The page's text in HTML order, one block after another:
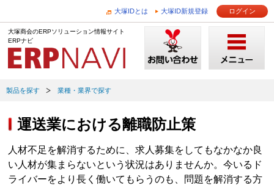
大塚IDとは 大塚ID新規登録 ログイン
大塚商会のERPソリューション情報サイト
ERPナビ
製品を探す 業種・業界で探す
運送業における離職防止策
人材不足を解消するために、求人募集をしてもなかなか良
い人材が集まらないという状況はありませんか。今いるド
ライバーをより長く働いてもらうのも、問題を解消する方